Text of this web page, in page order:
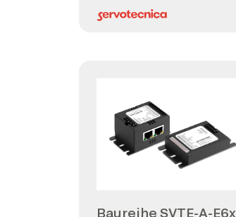
Baureihe SVTE-A-E6x